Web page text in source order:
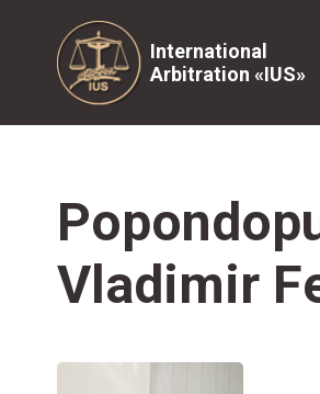
International
Arbitration «IUS»
Vladimir